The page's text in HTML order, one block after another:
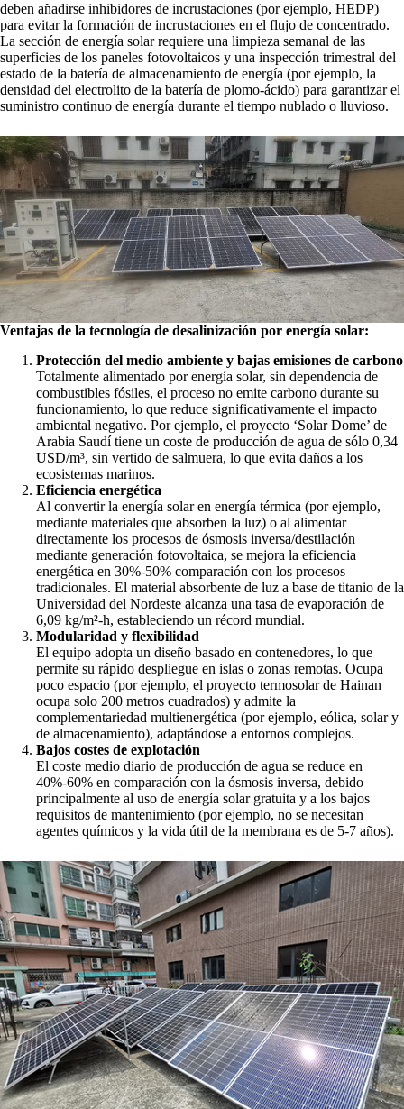
deben añadirse inhibidores de incrustaciones (por ejemplo, HEDP)
para evitar la formación de incrustaciones en el flujo de concentrado.
La sección de energía solar requiere una limpieza semanal de las
superficies de los paneles fotovoltaicos y una inspección trimestral del
estado de la batería de almacenamiento de energía (por ejemplo, la
densidad del electrolito de la batería de plomo-ácido) para garantizar el
suministro continuo de energía durante el tiempo nublado o lluvioso.
Ventajas de la tecnología de desalinización por energía solar:
Protección del medio ambiente y bajas emisiones de carbono
Totalmente alimentado por energía solar, sin dependencia de
combustibles fósiles, el proceso no emite carbono durante su
funcionamiento, lo que reduce significativamente el impacto
ambiental negativo. Por ejemplo, el proyecto ‘Solar Dome’ de
Arabia Saudí tiene un coste de producción de agua de sólo 0,34
USD/m³, sin vertido de salmuera, lo que evita daños a los
ecosistemas marinos.
Eficiencia energética
Al convertir la energía solar en energía térmica (por ejemplo,
mediante materiales que absorben la luz) o al alimentar
directamente los procesos de ósmosis inversa/destilación
mediante generación fotovoltaica, se mejora la eficiencia
energética en 30%-50% comparación con los procesos
tradicionales. El material absorbente de luz a base de titanio de la
Universidad del Nordeste alcanza una tasa de evaporación de
6,09 kg/m²-h, estableciendo un récord mundial.
Modularidad y flexibilidad
El equipo adopta un diseño basado en contenedores, lo que
permite su rápido despliegue en islas o zonas remotas. Ocupa
poco espacio (por ejemplo, el proyecto termosolar de Hainan
ocupa solo 200 metros cuadrados) y admite la
complementariedad multienergética (por ejemplo, eólica, solar y
de almacenamiento), adaptándose a entornos complejos.
Bajos costes de explotación
El coste medio diario de producción de agua se reduce en
40%-60% en comparación con la ósmosis inversa, debido
principalmente al uso de energía solar gratuita y a los bajos
requisitos de mantenimiento (por ejemplo, no se necesitan
agentes químicos y la vida útil de la membrana es de 5-7 años).